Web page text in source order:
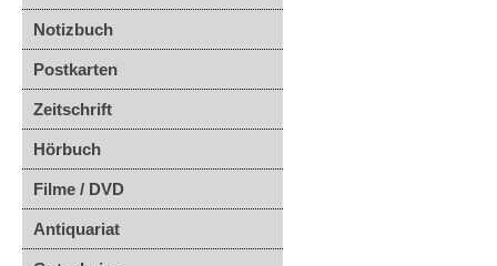
Notizbuch
Postkarten
Zeitschrift
Hörbuch
Filme / DVD
Antiquariat